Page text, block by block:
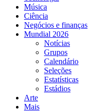
Música
Ciência
Negócios e finanças
Mundial 2026
Notícias
Grupos
Calendário
Seleções
Estatísticas
Estádios
Arte
Mais